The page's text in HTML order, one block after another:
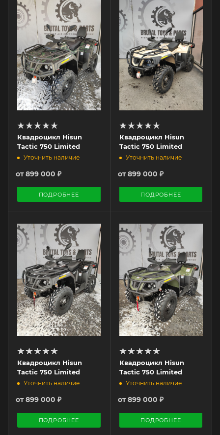
Квадроцикл Hisun
Tactic 750 Limited
Уточнить наличие
от899 000 ₽
ПОДРОБНЕЕ
Квадроцикл Hisun
Tactic 750 Limited
Уточнить наличие
от899 000 ₽
ПОДРОБНЕЕ
Квадроцикл Hisun
Tactic 750 Limited
Уточнить наличие
от899 000 ₽
ПОДРОБНЕЕ
Квадроцикл Hisun
Tactic 750 Limited
Уточнить наличие
от899 000 ₽
ПОДРОБНЕЕ